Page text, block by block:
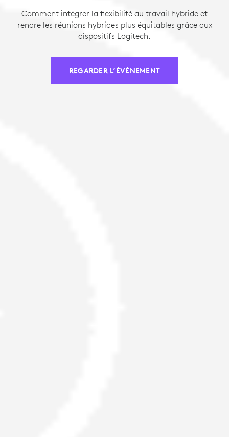
Comment intégrer la flexibilité au travail hybride et
rendre les réunions hybrides plus équitables grâce aux
dispositifs Logitech.
REGARDER L’ÉVÉNEMENT